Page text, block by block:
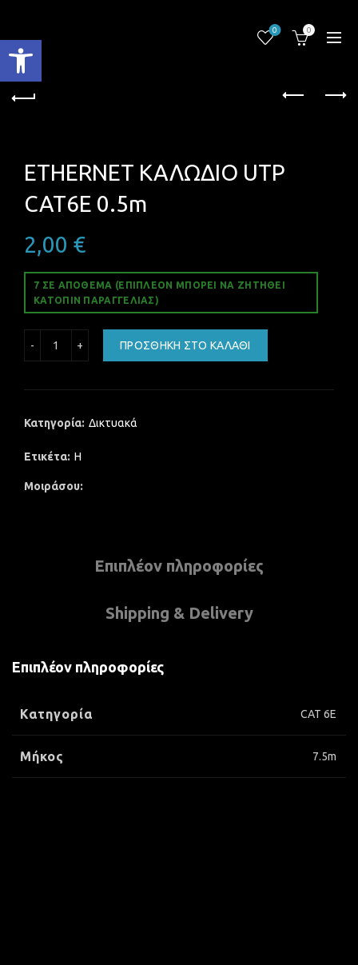
Ανοίξτε τη γραμμή εργαλείων
0 0
ETHERNET ΚΑΛΩΔΙΟ UTP
CAT6E 0.5m
2,00 €
7 ΣΕ ΑΠΌΘΕΜΑ (ΕΠΙΠΛΈΟΝ ΜΠΟΡΕΊ ΝΑ ΖΗΤΗΘΕΊ
ΚΑΤΌΠΙΝ ΠΑΡΑΓΓΕΛΊΑΣ)
ΠΡΟΣΘΉΚΗ ΣΤΟ ΚΑΛΆΘΙ
Κατηγορία: Δικτυακά
Ετικέτα: H
Μοιράσου
Επιπλέον πληροφορίες
Shipping & Delivery
Επιπλέον πληροφορίες
Κατηγορία CAT 6E
Μήκος 7.5m